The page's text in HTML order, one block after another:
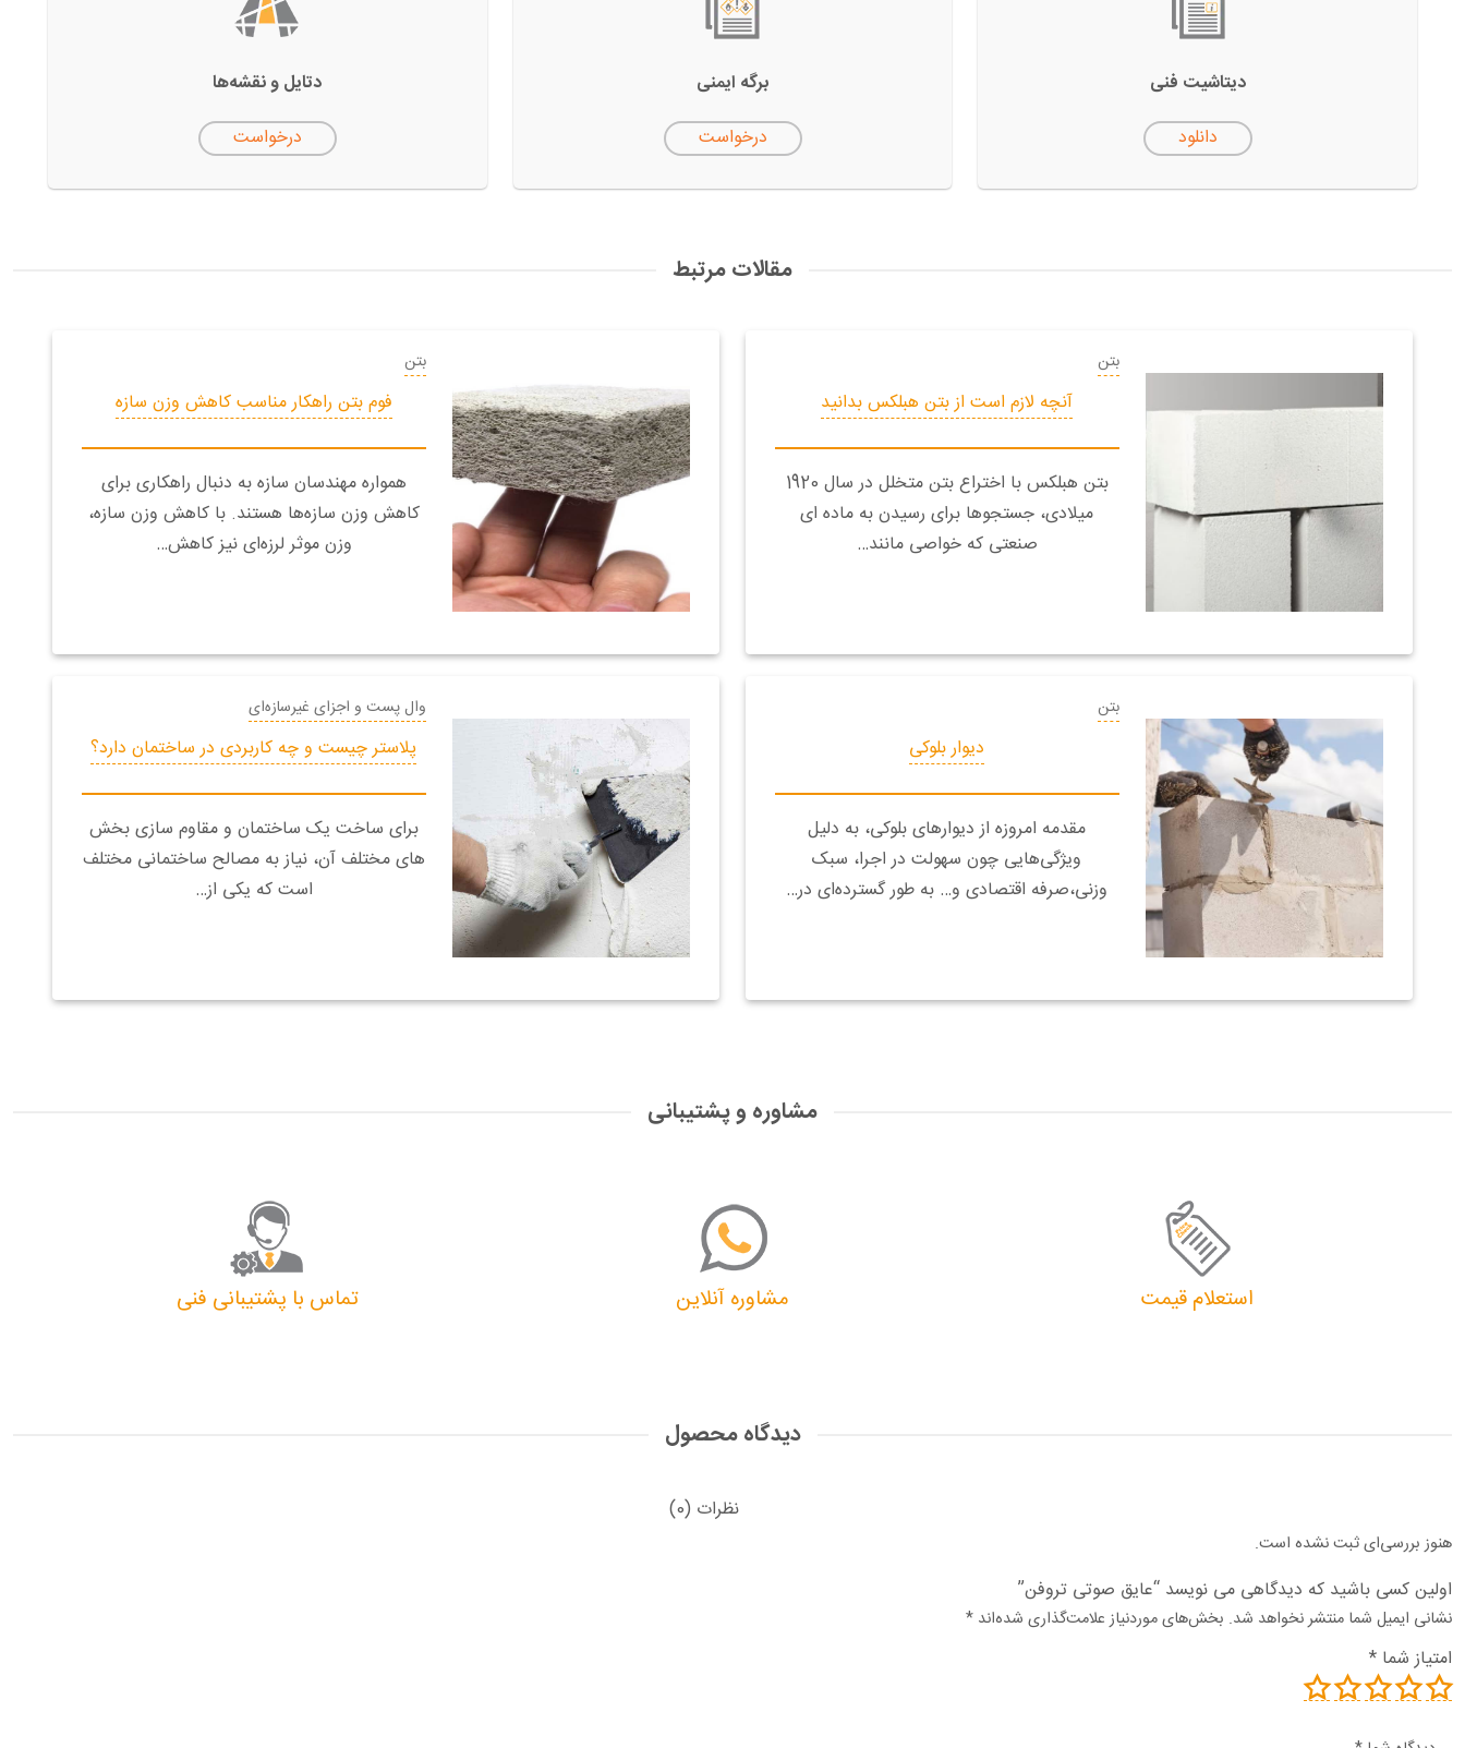
دیتاشیت فنی
دانلود
برگه ایمنی
درخواست
دتایل‌ و نقشه‌ها
درخواست
مقالات مرتبط
بتن
آنچه لازم است از بتن هبلکس بدانید
بتن هبلکس با اختراع بتن متخلل در سال 1920
میلادی، جستجوها برای رسیدن به ماده ای
صنعتی که خواصی مانند…
بتن
فوم بتن راهکار مناسب کاهش وزن سازه
همواره مهندسان سازه به دنبال راهکاری برای
کاهش وزن سازه‌ها هستند. با کاهش وزن سازه،
وزن موثر لرزه‌ای نیز کاهش…
بتن
دیوار بلوکی
مقدمه امروزه از دیوارهای بلوکی، به دلیل
ویژگی‌هایی چون سهولت در اجرا، سبک
وزنی،صرفه اقتصادی و… به طور گسترده‌‌ای در…
وال پست و اجزای غیرسازه‌ای
پلاستر چیست و چه کاربردی در ساختمان دارد؟
برای ساخت یک ساختمان و مقاوم سازی بخش
های مختلف آن، نیاز به مصالح ساختمانی مختلف
است که یکی از…
مشاوره و پشتیبانی
استعلام قیمت مشاوره آنلاین تماس با پشتیبانی فنی
دیدگاه محصول
نظرات (0)
هنوز بررسی‌ای ثبت نشده است.
اولین کسی باشید که دیدگاهی می نویسد “عایق صوتی تروفن”
نشانی ایمیل شما منتشر نخواهد شد. بخش‌های موردنیاز علامت‌گذاری شده‌اند *
امتیاز شما *